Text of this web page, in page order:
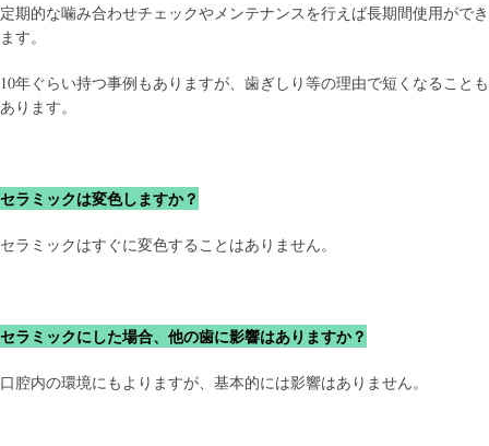
定期的な噛み合わせチェックやメンテナンスを行えば長期間使用ができ
ます。
10年ぐらい持つ事例もありますが、歯ぎしり等の理由で短くなることも
あります。
セラミックは変色しますか？
セラミックはすぐに変色することはありません。
セラミックにした場合、他の歯に影響はありますか？
口腔内の環境にもよりますが、基本的には影響はありません。